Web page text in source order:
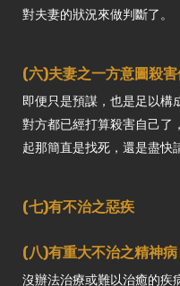
對夫妻的狀況來做判斷了。
(六)夫妻之一方意圖殺
即便只是預謀，也是足以構
對方都已經打算殺害自己了
起那簡直是找死，還是盡快
(七)有不治之惡疾
(八)有重大不治之精神病
沒辦法治療或難以治癒的疾